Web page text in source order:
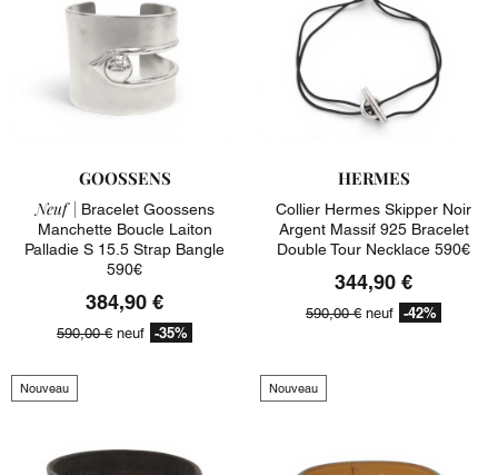
GOOSSENS
Neuf | Bracelet Goossens
Manchette Boucle Laiton
Palladie S 15.5 Strap Bangle
590€
384,90 €
590,00 € neuf -35%
HERMES
Collier Hermes Skipper Noir
Argent Massif 925 Bracelet
Double Tour Necklace 590€
344,90 €
590,00 € neuf -42%
Nouveau Nouveau